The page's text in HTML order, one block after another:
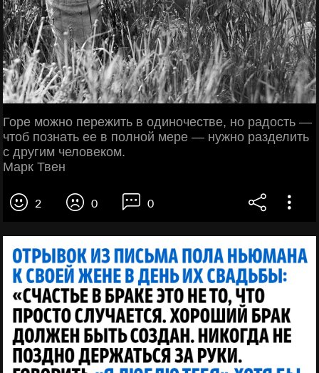
Горе можно пережить в одиночестве, но радость —
чтоб познать ее в полной мере — нужно разделить
с другим человеком.
Марк Твен
2 0 0